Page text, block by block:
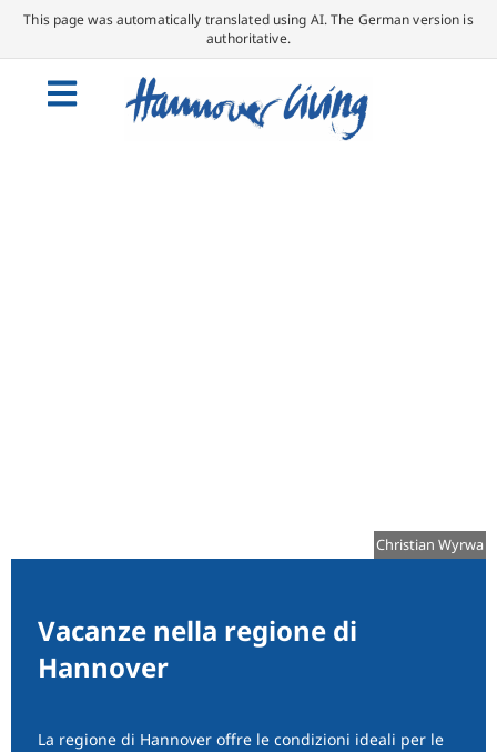
This page was automatically translated using AI. The German version is
authoritative.
Christian Wyrwa
Vacanze nella regione di
Hannover
La regione di Hannover offre le condizioni ideali per le